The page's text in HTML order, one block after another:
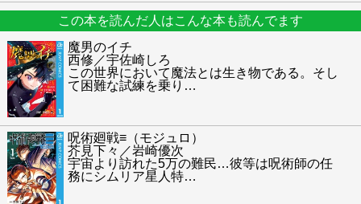
この本を読んだ人はこんな本も読んでます
魔男のイチ
西修／宇佐崎しろ
この世界において魔法とは生き物である。そし
て困難な試練を乗り …
呪術廻戦≡（モジュロ）
芥見下々／岩崎優次
宇宙より訪れた5万の難民…彼等は呪術師の任
務にシムリア星人特…